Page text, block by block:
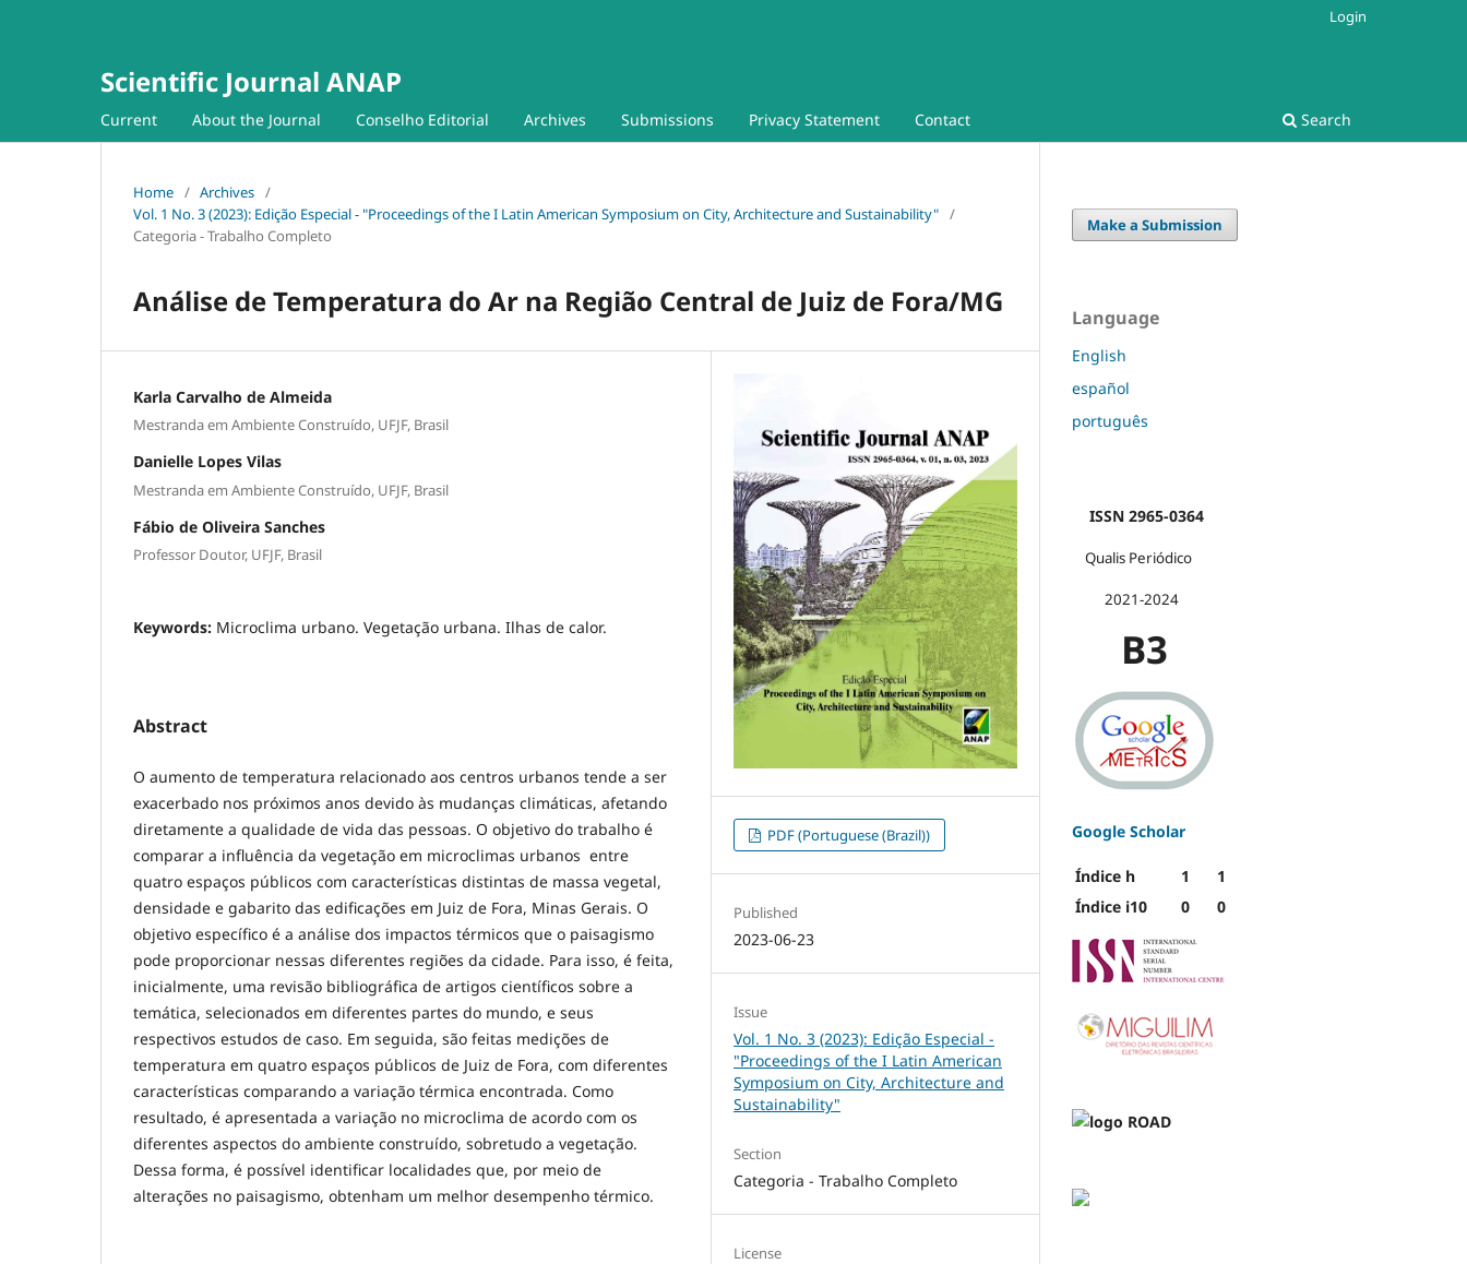
Scientific Journal ANAP
Current About the Journal Conselho Editorial Archives Submissions Privacy Statement Contact Search
Login
Home / Archives /
Vol. 1 No. 3 (2023): Edição Especial - "Proceedings of the I Latin American Symposium on City, Architecture and Sustainability" /
Categoria - Trabalho Completo
Análise de Temperatura do Ar na Região Central de Juiz de Fora/MG
Karla Carvalho de Almeida
Mestranda em Ambiente Construído, UFJF, Brasil
Danielle Lopes Vilas
Mestranda em Ambiente Construído, UFJF, Brasil
Fábio de Oliveira Sanches
Professor Doutor, UFJF, Brasil
Keywords: Microclima urbano. Vegetação urbana. Ilhas de calor.
Abstract
O aumento de temperatura relacionado aos centros urbanos tende a ser
exacerbado nos próximos anos devido às mudanças climáticas, afetando
diretamente a qualidade de vida das pessoas. O objetivo do trabalho é
comparar a influência da vegetação em microclimas urbanos entre
quatro espaços públicos com características distintas de massa vegetal,
densidade e gabarito das edificações em Juiz de Fora, Minas Gerais. O
objetivo específico é a análise dos impactos térmicos que o paisagismo
pode proporcionar nessas diferentes regiões da cidade. Para isso, é feita,
inicialmente, uma revisão bibliográfica de artigos científicos sobre a
temática, selecionados em diferentes partes do mundo, e seus
respectivos estudos de caso. Em seguida, são feitas medições de
temperatura em quatro espaços públicos de Juiz de Fora, com diferentes
características comparando a variação térmica encontrada. Como
resultado, é apresentada a variação no microclima de acordo com os
diferentes aspectos do ambiente construído, sobretudo a vegetação.
Dessa forma, é possível identificar localidades que, por meio de
alterações no paisagismo, obtenham um melhor desempenho térmico.
PDF (Portuguese (Brazil))
Published
2023-06-23
Issue
Vol. 1 No. 3 (2023): Edição Especial -
"Proceedings of the I Latin American
Symposium on City, Architecture and
Sustainability"
Section
Categoria - Trabalho Completo
License
Make a Submission
Language
English
español
português
ISSN 2965-0364
Qualis Periódico
2021-2024
B3
Google Scholar
Índice h 1
1
Índice i10
0 0